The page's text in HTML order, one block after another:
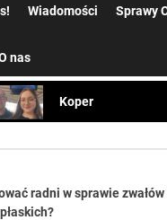
Wiadomości Sprawy
nas
Koper – część 2.
Uwaga Dębieńsko
Ilu mieszkańców
Dość
radni w sprawie zwałów
płaskich?